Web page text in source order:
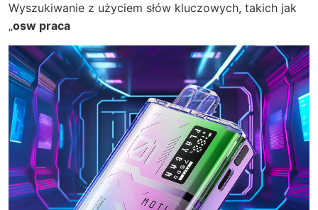
Wyszukiwanie z użyciem słów kluczowych, takich jak
„osw praca